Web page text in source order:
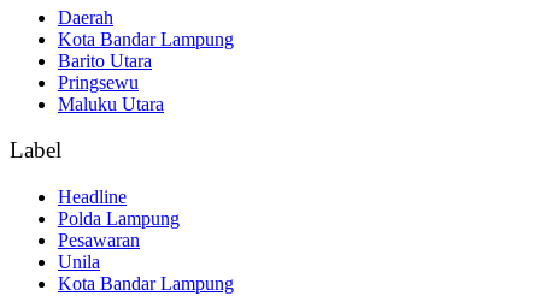
Daerah
Kota Bandar Lampung
Barito Utara
Pringsewu
Maluku Utara
Label
Headline
Polda Lampung
Pesawaran
Unila
Kota Bandar Lampung